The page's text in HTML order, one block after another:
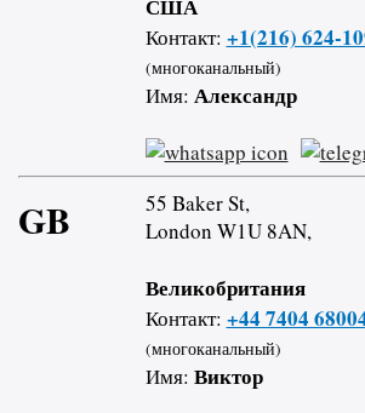
США
Контакт: +1(216) 624-
(многоканальный)
Имя: Александр
GB
55 Baker St,
London W1U 8AN,
Великобритания
Контакт: +44 7404
(многоканальный)
Имя: Виктор